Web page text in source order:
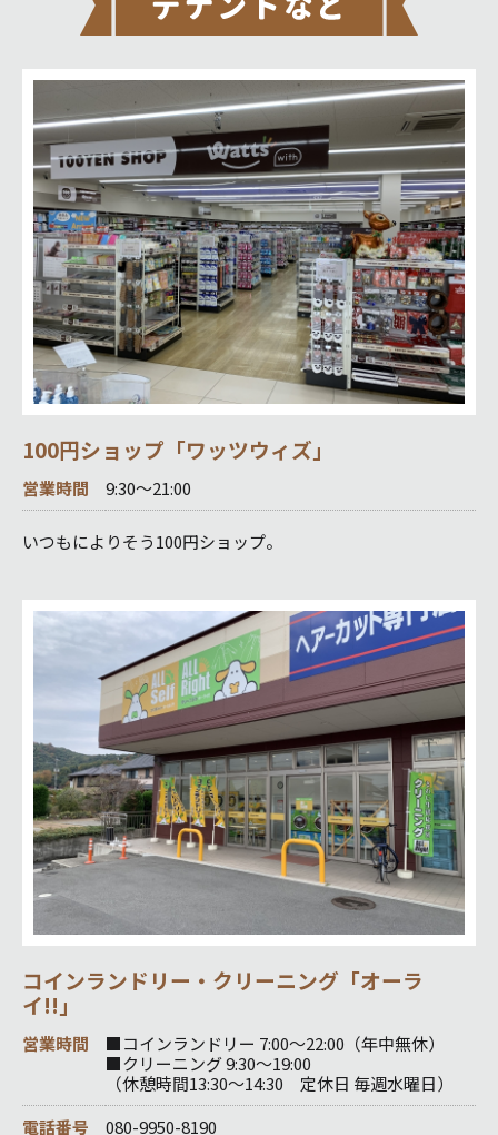
100円ショップ「ワッツウィズ」
営業時間 9:30～21:00
いつもによりそう100円ショップ。
コインランドリー・クリーニング「オーラ
イ!!」
営業時間
■コインランドリー 7:00～22:00（年中無休）
■クリーニング 9:30～19:00
（休憩時間13:30～14:30 定休日 毎週水曜日）
電話番号
080-9950-8190